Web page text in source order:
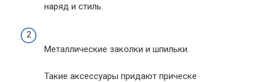
наряд и стиль.
Металлические заколки и шпильки.
Такие аксессуары придают прическе